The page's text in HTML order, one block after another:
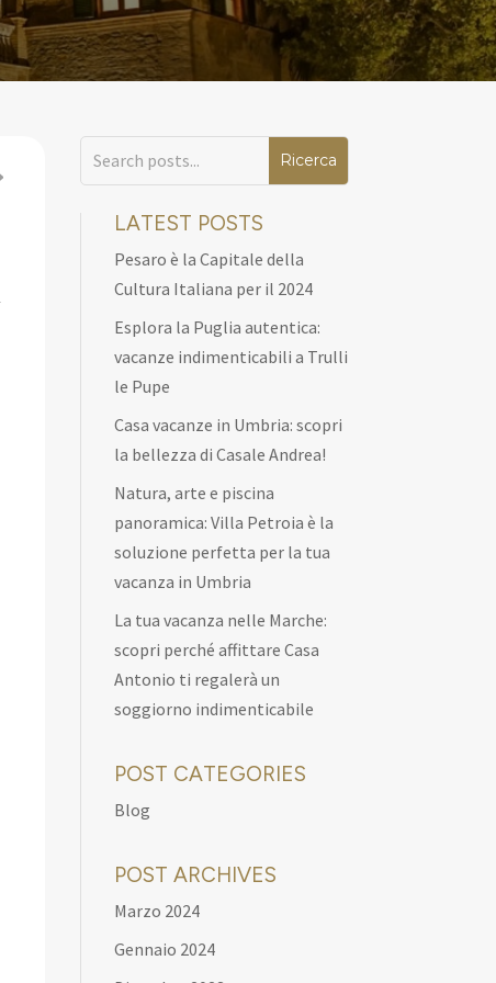
LATEST POSTS
Pesaro è la Capitale della
Cultura Italiana per il 2024
Esplora la Puglia autentica:
vacanze indimenticabili a Trulli
le Pupe
Casa vacanze in Umbria: scopri
la bellezza di Casale Andrea!
Natura, arte e piscina
panoramica: Villa Petroia è la
soluzione perfetta per la tua
vacanza in Umbria
La tua vacanza nelle Marche:
scopri perché affittare Casa
Antonio ti regalerà un
soggiorno indimenticabile
POST CATEGORIES
Blog
POST ARCHIVES
Marzo 2024
Gennaio 2024